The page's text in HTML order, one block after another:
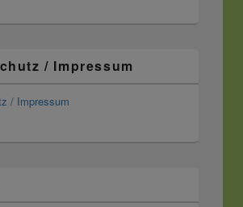
/ Impressum
/ Impressum